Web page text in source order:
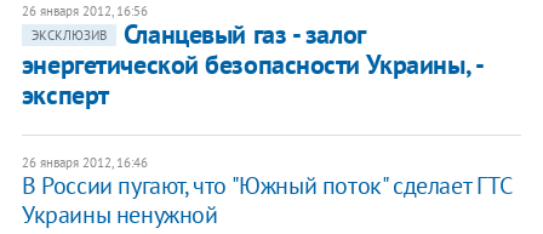
26 января 2012, 16:56
ЭКСКЛЮЗИВ
Сланцевый газ - залог
энергетической безопасности Украины, -
эксперт
26 января 2012, 16:46
В России пугают, что "Южный поток" сделает ГТС
Украины ненужной